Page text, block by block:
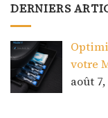
DERNIERS
votre
août 7,